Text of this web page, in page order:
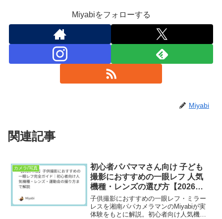
Miyabiをフォローする
Miyabi
関連記事
カメラ/写真
初心者パパママさん向け 子ども
撮影におすすめの一眼レフ 人気
機種・レンズの選び方【2026年
版】
子供撮影におすすめの一眼レフ・ミラー
レスを湘南パパカメラマンのMiyabiが実
体験をもとに解説。初心者向け人気機種